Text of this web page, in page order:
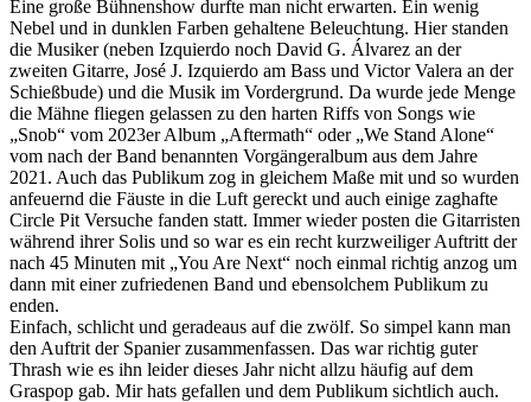
Eine große Bühnenshow durfte man nicht erwarten. Ein wenig
Nebel und in dunklen Farben gehaltene Beleuchtung. Hier standen
die Musiker (neben Izquierdo noch David G. Álvarez an der
zweiten Gitarre, José J. Izquierdo am Bass und Victor Valera an der
Schießbude) und die Musik im Vordergrund. Da wurde jede Menge
die Mähne fliegen gelassen zu den harten Riffs von Songs wie
„Snob“ vom 2023er Album „Aftermath“ oder „We Stand Alone“
vom nach der Band benannten Vorgängeralbum aus dem Jahre
2021. Auch das Publikum zog in gleichem Maße mit und so wurden
anfeuernd die Fäuste in die Luft gereckt und auch einige zaghafte
Circle Pit Versuche fanden statt. Immer wieder posten die Gitarristen
während ihrer Solis und so war es ein recht kurzweiliger Auftritt der
nach 45 Minuten mit „You Are Next“ noch einmal richtig anzog um
dann mit einer zufriedenen Band und ebensolchem Publikum zu
enden.
Einfach, schlicht und geradeaus auf die zwölf. So simpel kann man
den Auftrit der Spanier zusammenfassen. Das war richtig guter
Thrash wie es ihn leider dieses Jahr nicht allzu häufig auf dem
Graspop gab. Mir hats gefallen und dem Publikum sichtlich auch.